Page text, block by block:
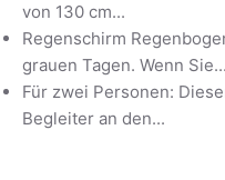
von 130 cm...
Regenschirm
grauen Tagen. Wenn Sie...
Für zwei Personen:
Begleiter an den...